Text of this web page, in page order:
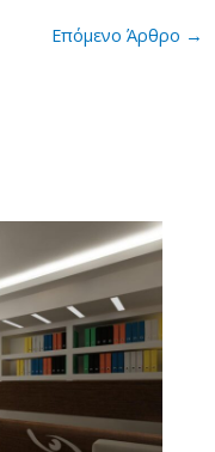
Επόμενο Άρθρο →